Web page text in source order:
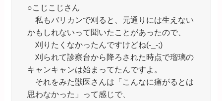
○こじこじさん
私もバリカンで刈ると、元通りには生えない
かもしれないって聞いたことがあったので、
刈りたくなかったんですけどね(-_-;)
刈られて診察台から降ろされた時点で瑠璃の
キャンキャンは始まってたんですよ。
それをみた獣医さんは「こんなに痛がるとは
思わなかった」って感じで、